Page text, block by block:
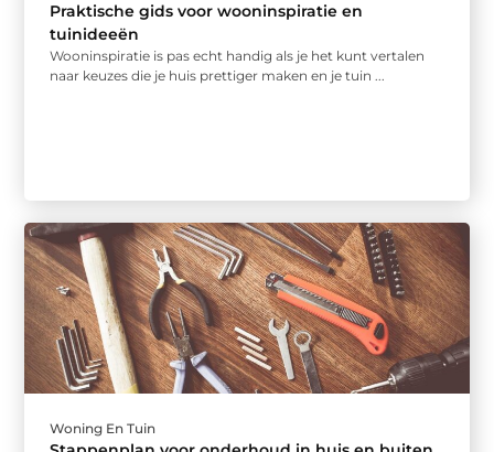
Praktische gids voor wooninspiratie en
tuinideeën
Wooninspiratie is pas echt handig als je het kunt vertalen
naar keuzes die je huis prettiger maken en je tuin ...
Woning En Tuin